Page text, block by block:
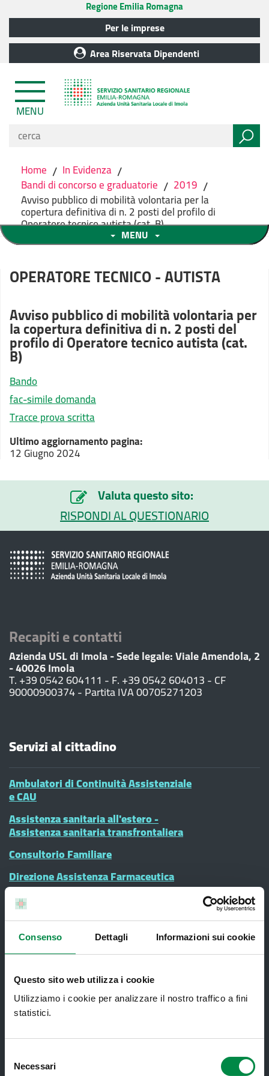
Consenso Dettagli Informazioni sui cookie
Questo sito web utilizza i cookie
Utilizziamo i cookie per analizzare il nostro traffico a fini
statistici.
delNecessari
Regione Emilia Romagna
Per le imprese
Area Riservata Dipendenti
MENU
Home / In Evidenza /
Bandi di concorso e graduatorie / 2019 /
Avviso pubblico di mobilità volontaria per la
copertura definitiva di n. 2 posti del profilo di
Operatore tecnico autista (cat. B)
MENU
OPERATORE TECNICO - AUTISTA
Avviso pubblico di mobilità volontaria per
la copertura definitiva di n. 2 posti del
profilo di Operatore tecnico autista (cat.
B)
Bando
fac-simile domanda
Tracce prova scritta
Ultimo aggiornamento pagina:
12 Giugno 2024
Valuta questo sito:
RISPONDI AL QUESTIONARIO
Recapiti e contatti
Azienda USL di Imola - Sede legale: Viale Amendola, 2
- 40026 Imola
T. +39 0542 604111 - F. +39 0542 604013 - CF
90000900374 - Partita IVA 00705271203
Servizi al cittadino
Ambulatori di Continuità Assistenziale
e CAU
Assistenza sanitaria all'estero -
Assistenza sanitaria transfrontaliera
Consultorio Familiare
Direzione Assistenza Farmaceutica
Finanziamenti
Lauree Professioni Sanitarie
Medici e Pediatri di Famiglia
Punto Unico di Accesso integrato
sanitario e sociale (PUA)
Ritiro Referti
Sanità Pubblica
Screening oncologici